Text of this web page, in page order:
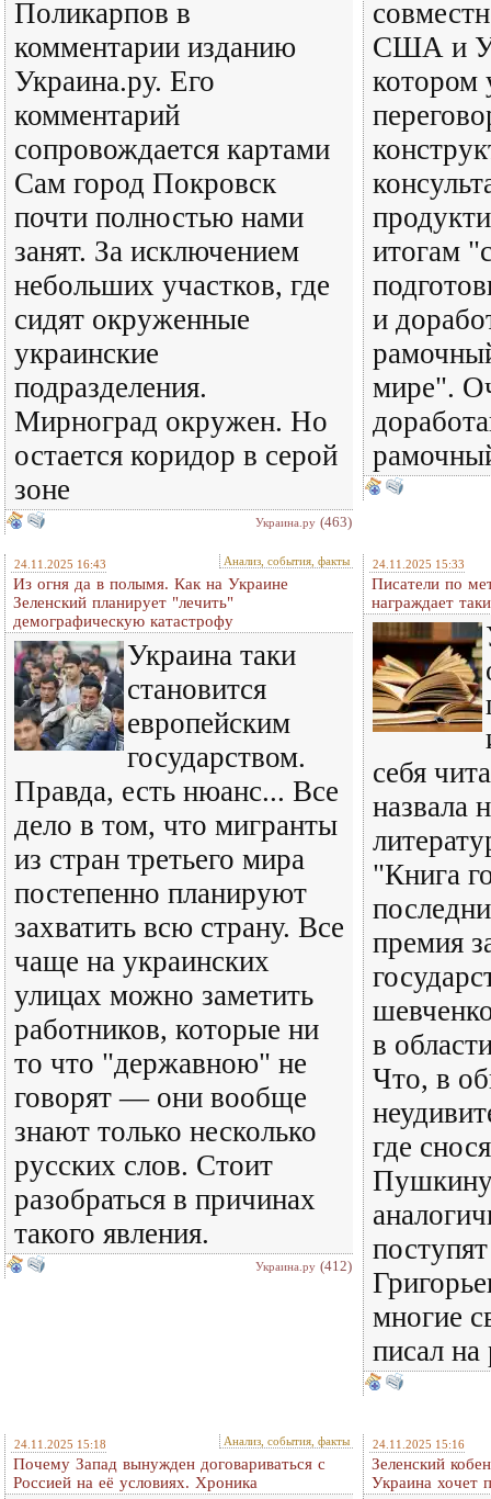
Поликарпов в
комментарии изданию
Украина.ру. Его
комментарий
сопровождается картами
Сам город Покровск
почти полностью нами
занят. За исключением
небольших участков, где
сидят окруженные
украинские
подразделения.
Мирноград окружен. Но
остается коридор в серой
зоне
Украина.ру (463)
США и
котором
итогам
и
мире".
24.11.2025 16:43 Анализ, события, факты
Из огня да в полымя. Как на Украине
Зеленский планирует "лечить"
демографическую катастрофу
Украина таки
становится
европейским
государством.
Правда, есть нюанс... Все
дело в том, что мигранты
из стран третьего мира
постепенно планируют
захватить всю страну. Все
чаще на украинских
улицах можно заметить
работников, которые ни
то что "державною" не
говорят — они вообще
знают только несколько
русских слов. Стоит
разобраться в причинах
такого явления.
Украина.ру (412)
24.11.2025 15:33
Писатели по
награждает
себя
назвала
"Книга
премия
в
Что, в
где
многие
писал на
24.11.2025 15:18 Анализ, события, факты
Почему Запад вынужден договариваться с
Россией на её условиях. Хроника
24.11.2025 15:16
Зеленский
Украина хочет